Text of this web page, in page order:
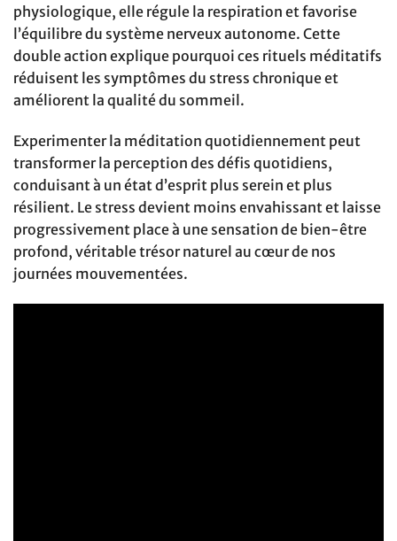
physiologique, elle régule la respiration et favorise
l’équilibre du système nerveux autonome. Cette
double action explique pourquoi ces rituels méditatifs
réduisent les symptômes du stress chronique et
améliorent la qualité du sommeil.
Experimenter la méditation quotidiennement peut
transformer la perception des défis quotidiens,
conduisant à un état d’esprit plus serein et plus
résilient. Le stress devient moins envahissant et laisse
progressivement place à une sensation de bien-être
profond, véritable trésor naturel au cœur de nos
journées mouvementées.